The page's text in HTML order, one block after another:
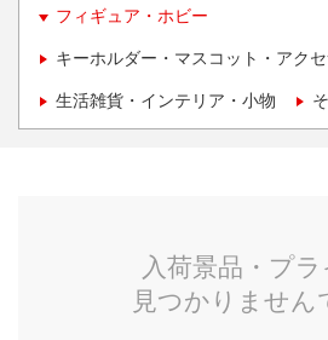
フィギュア・ホビー
キーホルダー・マスコット・アク
生活雑貨・インテリア・小物